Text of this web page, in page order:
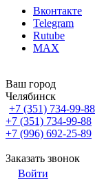
Вконтакте
Telegram
Rutube
MAX
Ваш город
Челябинск
+7 (351) 734-99-88
+7 (351) 734-99-88
+7 (996) 692-25-89
Заказать звонок
Войти